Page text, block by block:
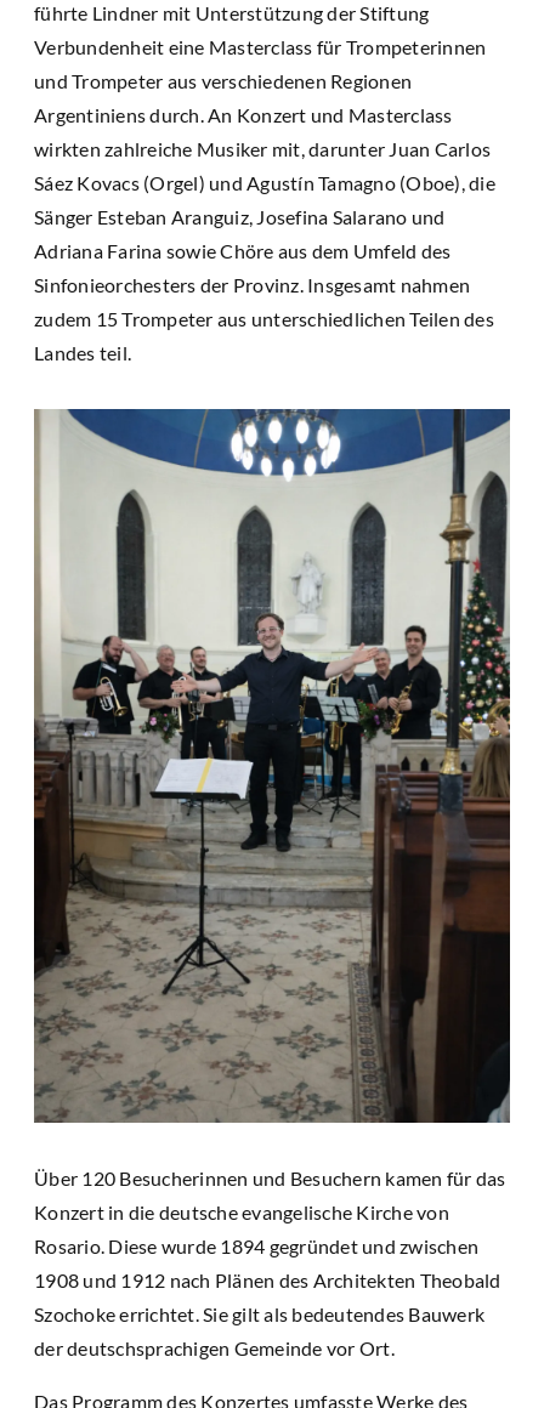
führte Lindner mit Unterstützung der Stiftung
Verbundenheit eine Masterclass für Trompeterinnen
und Trompeter aus verschiedenen Regionen
Argentiniens durch. An Konzert und Masterclass
wirkten zahlreiche Musiker mit, darunter Juan Carlos
Sáez Kovacs (Orgel) und Agustín Tamagno (Oboe), die
Sänger Esteban Aranguiz, Josefina Salarano und
Adriana Farina sowie Chöre aus dem Umfeld des
Sinfonieorchesters der Provinz. Insgesamt nahmen
zudem 15 Trompeter aus unterschiedlichen Teilen des
Landes teil.
Über 120 Besucherinnen und Besuchern kamen für das
Konzert in die deutsche evangelische Kirche von
Rosario. Diese wurde 1894 gegründet und zwischen
1908 und 1912 nach Plänen des Architekten Theobald
Szochoke errichtet. Sie gilt als bedeutendes Bauwerk
der deutschsprachigen Gemeinde vor Ort.
Das Programm des Konzertes umfasste Werke des